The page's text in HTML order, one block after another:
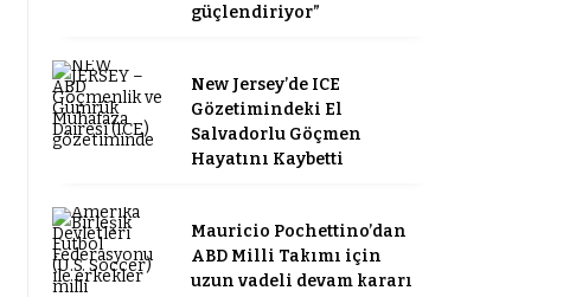
güçlendiriyor”
New Jersey’de ICE
Gözetimindeki El
Salvadorlu Göçmen
Hayatını Kaybetti
Mauricio Pochettino’dan
ABD Milli Takımı için
uzun vadeli devam kararı